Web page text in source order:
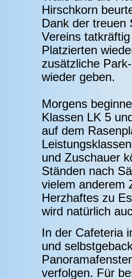
Hirschkorn
Dank der treuen
Vereins
Platzierten
zusätzliche
wieder geben.
Morgens
Klassen LK 5
auf dem
und Zuschauer
Ständen nach
vielem anderem
Herzhaftes zu
wird natürlich
In der Cafeteria
und
verfolgen. Für